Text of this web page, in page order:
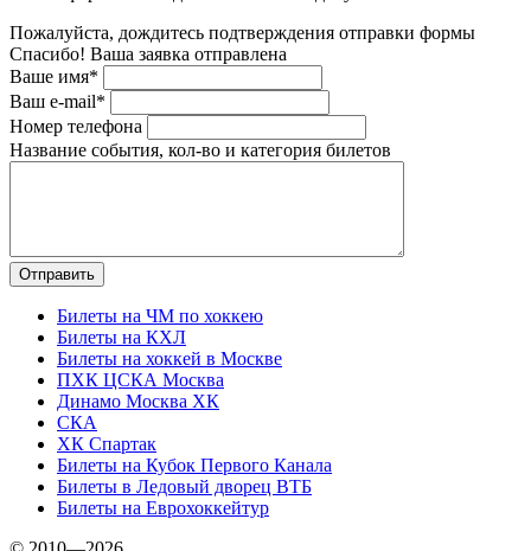
Пожалуйста, дождитесь подтверждения отправки формы
Спасибо! Ваша заявка отправлена
Ваше имя*
Ваш e-mail*
Номер телефона
Название события, кол-во и категория билетов
Билеты на ЧМ по хоккею
Билеты на КХЛ
Билеты на хоккей в Москве
ПХК ЦСКА Москва
Динамо Москва ХК
СКА
ХК Спартак
Билеты на Кубок Первого Канала
Билеты в Ледовый дворец ВТБ
Билеты на Еврохоккейтур